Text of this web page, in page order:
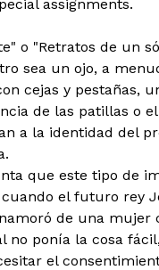
assignments.
o "Retratos de un
sea un ojo, a
cejas y pestañas,
de las patillas o
a la identidad del
que este tipo de
el futuro rey
de una mujer
no ponía la cosa
el